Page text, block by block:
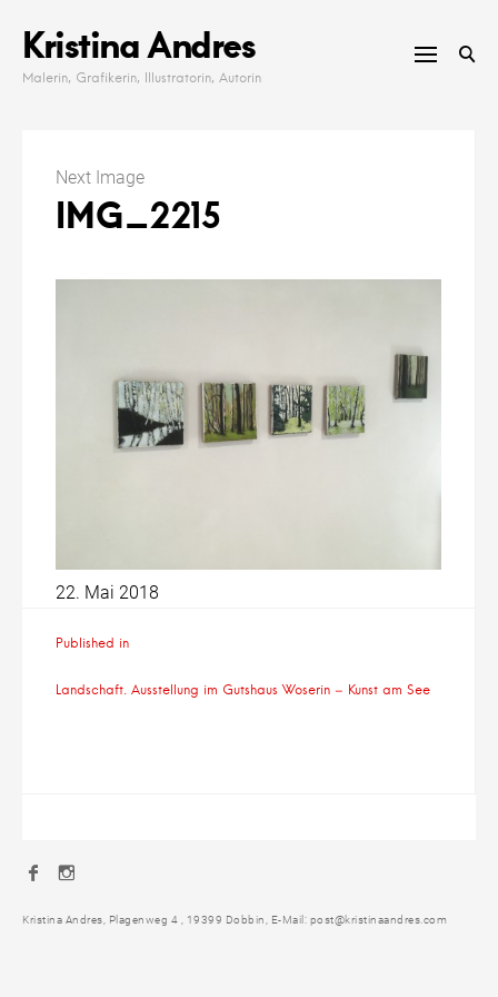
content
Kristina Andres
Malerin, Grafikerin, Illustratorin, Autorin
Next Image
IMG_2215
22. Mai 2018
Published in
Landschaft. Ausstellung im Gutshaus Woserin – Kunst am See
Facebook
Kristina Andres, Plagenweg 4 , 19399 Dobbin, E-Mail: post@kristinaandres.com